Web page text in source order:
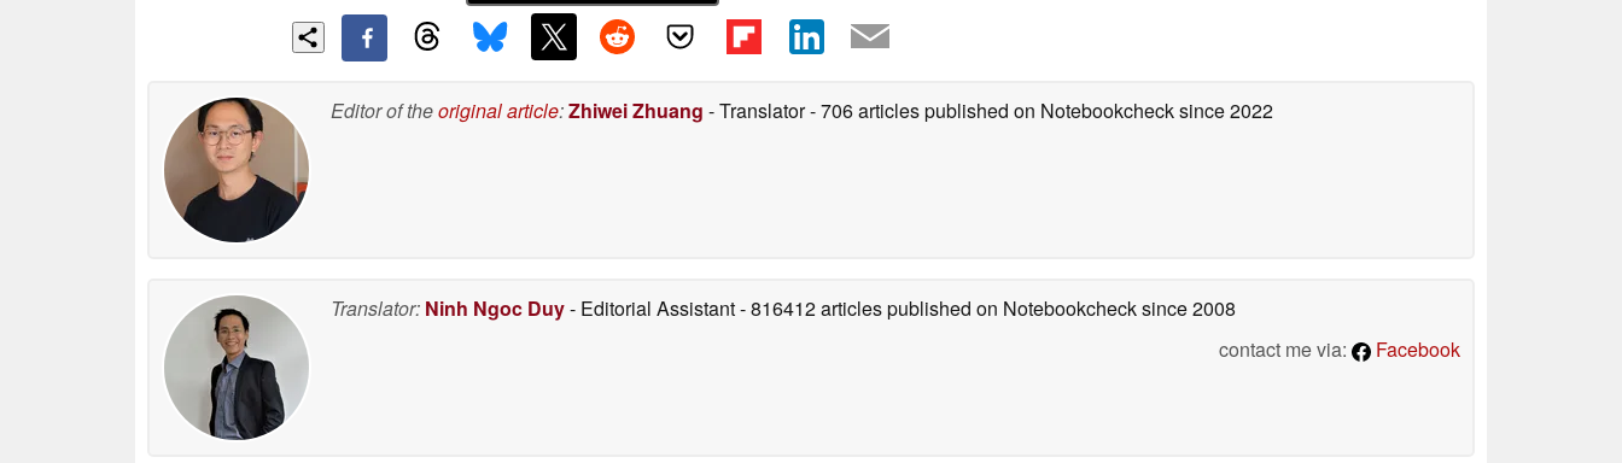
Editor of theoriginal article:Zhiwei Zhuang - Translator- 706 articles published on Notebookchecksince 2022
Translator: Ninh Ngoc Duy- Editorial Assistant- 816412 articles published on Notebookchecksince 2008
contact me via:
Facebook